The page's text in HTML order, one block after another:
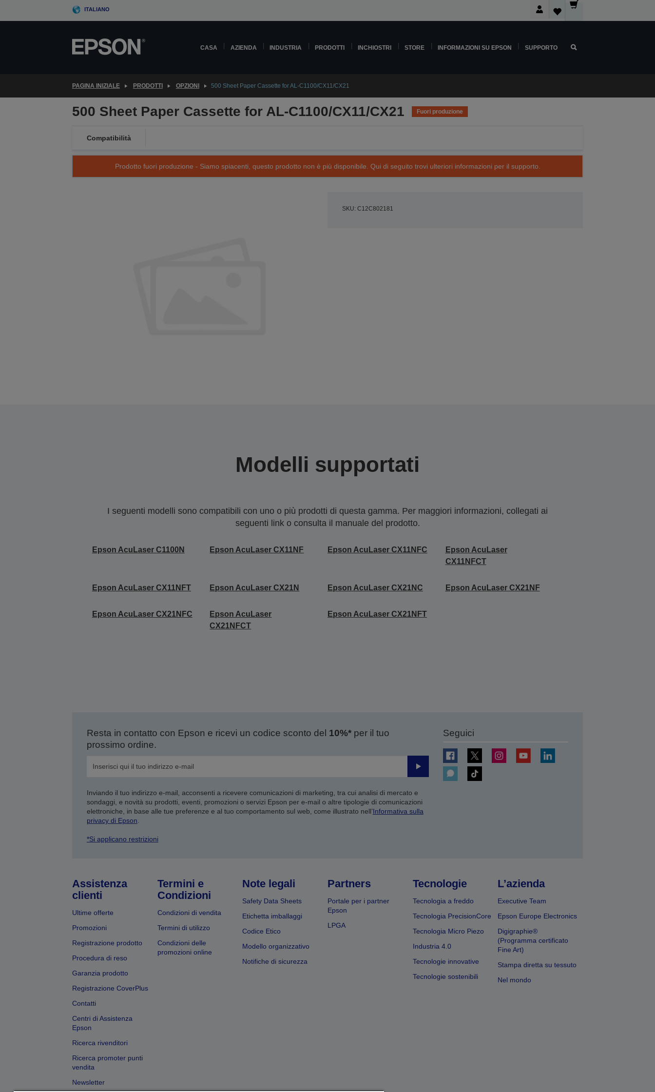
ITALIANO
CASA AZIENDA INDUSTRIA PRODOTTI INCHIOSTRI STORE INFORMAZIONI SU EPSON SUPPORTO
PAGINA INIZIALE PRODOTTI OPZIONI 500 Sheet Paper Cassette for AL-C1100/CX11/CX21
500 Sheet Paper Cassette for AL-C1100/CX11/CX21 Fuori produzione
Compatibilità
Prodotto fuori produzione - Siamo spiacenti, questo prodotto non è più disponibile. Qui di seguito trovi ulteriori informazioni per il supporto.
SKU: C12C802181
Modelli supportati
I seguenti modelli sono compatibili con uno o più prodotti di questa gamma. Per maggiori informazioni, collegati ai
seguenti link o consulta il manuale del prodotto.
Epson AcuLaser C1100N Epson AcuLaser CX11NF Epson AcuLaser CX11NFC
Epson AcuLaser
CX11NFCT
Epson AcuLaser CX11NFT Epson AcuLaser CX21N Epson AcuLaser CX21NC Epson AcuLaser CX21NF
Epson AcuLaser CX21NFC
Epson AcuLaser
CX21NFCT
Epson AcuLaser CX21NFT
Resta in contatto con Epson e ricevi un codice sconto del 10%*per il tuo
prossimo ordine.
Invia
Inviando il tuo indirizzo e-mail, acconsenti a ricevere comunicazioni di marketing, tra cui analisi di mercato e
sondaggi, e novità su prodotti, eventi, promozioni o servizi Epson per e-mail o altre tipologie di comunicazioni
elettroniche, in base alle tue preferenze e al tuo comportamento sul web, come illustrato nell’Informativa sulla
privacy di Epson
*Si applicano restrizioni
Seguici
Assistenza
clienti
Ultime offerte
Promozioni
Registrazione prodotto
Procedura di reso
Garanzia prodotto
Registrazione CoverPlus
Contatti
Centri di Assistenza
Epson
Ricerca rivenditori
Ricerca promoter punti
vendita
Newsletter
Termini e
Condizioni
Condizioni di vendita
Termini di utilizzo
Condizioni delle
promozioni online
Note legali
Safety Data Sheets
Etichetta imballaggi
Codice Etico
Modello organizzativo
Notifiche di sicurezza
Partners
Portale per i partner
Epson
LPGA
Tecnologie
Tecnologia a freddo
Tecnologia PrecisionCore
Tecnologia Micro Piezo
Industria 4.0
Tecnologie innovative
Tecnologie sostenibili
L’azienda
Executive Team
Epson Europe Electronics
Digigraphie®
(Programma certificato
Fine Art)
Stampa diretta su tessuto
Nel mondo